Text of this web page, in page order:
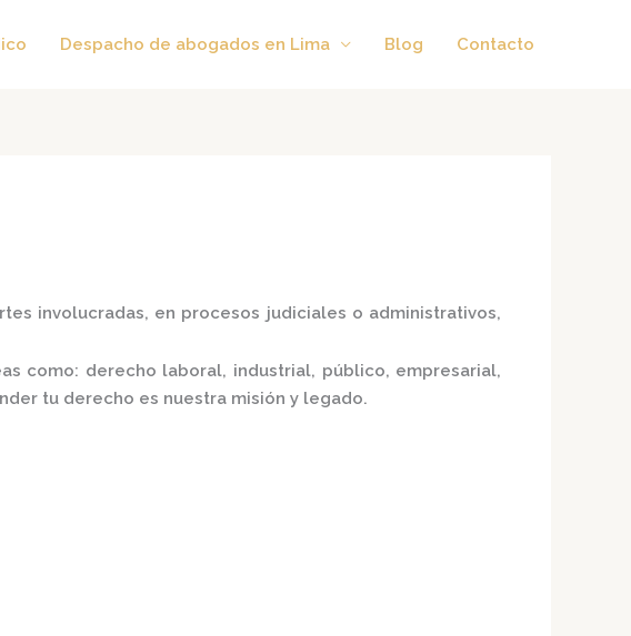
Despacho de abogados en Lima Blog Contacto
involucradas, en procesos judiciales o administrativos,
como: derecho laboral, industrial, público, empresarial,
tu derecho es nuestra misión y legado.